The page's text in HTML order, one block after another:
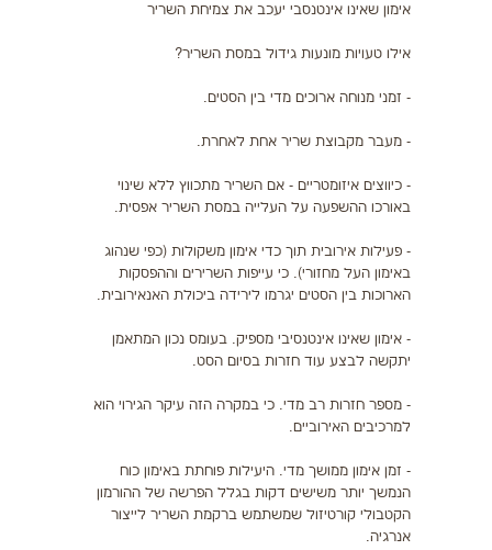
אימון שאינו אינטנסבי יעכב את צמיחת השריר
אילו טעויות מונעות גידול במסת השריר?
- זמני מנוחה ארוכים מדי בין הסטים.
- מעבר מקבוצת שריר אחת לאחרת.
- כיווצים איזומטריים - אם השריר מתכווץ ללא שינוי
באורכו ההשפעה על העלייה במסת השריר אפסית.
- פעילות אירובית תוך כדי אימון משקולות (כפי שנהוג
באימון העל מחזורי). כי עייפות השרירים וההפסקות
הארוכות בין הסטים יגרמו לירידה ביכולת האנאירובית.
- אימון שאינו אינטנסיבי מספיק. בעומס נכון המתאמן
יתקשה לבצע עוד חזרות בסיום הסט.
- מספר חזרות רב מדי. כי במקרה הזה עיקר הגירוי הוא
למרכיבים האירוביים.
- זמן אימון ממושך מדי. היעילות פוחתת באימון כוח
הנמשך יותר משישים דקות בגלל הפרשה של ההורמון
הקטבולי קורטיזול שמשתמש ברקמת השריר לייצור
אנרגיה.